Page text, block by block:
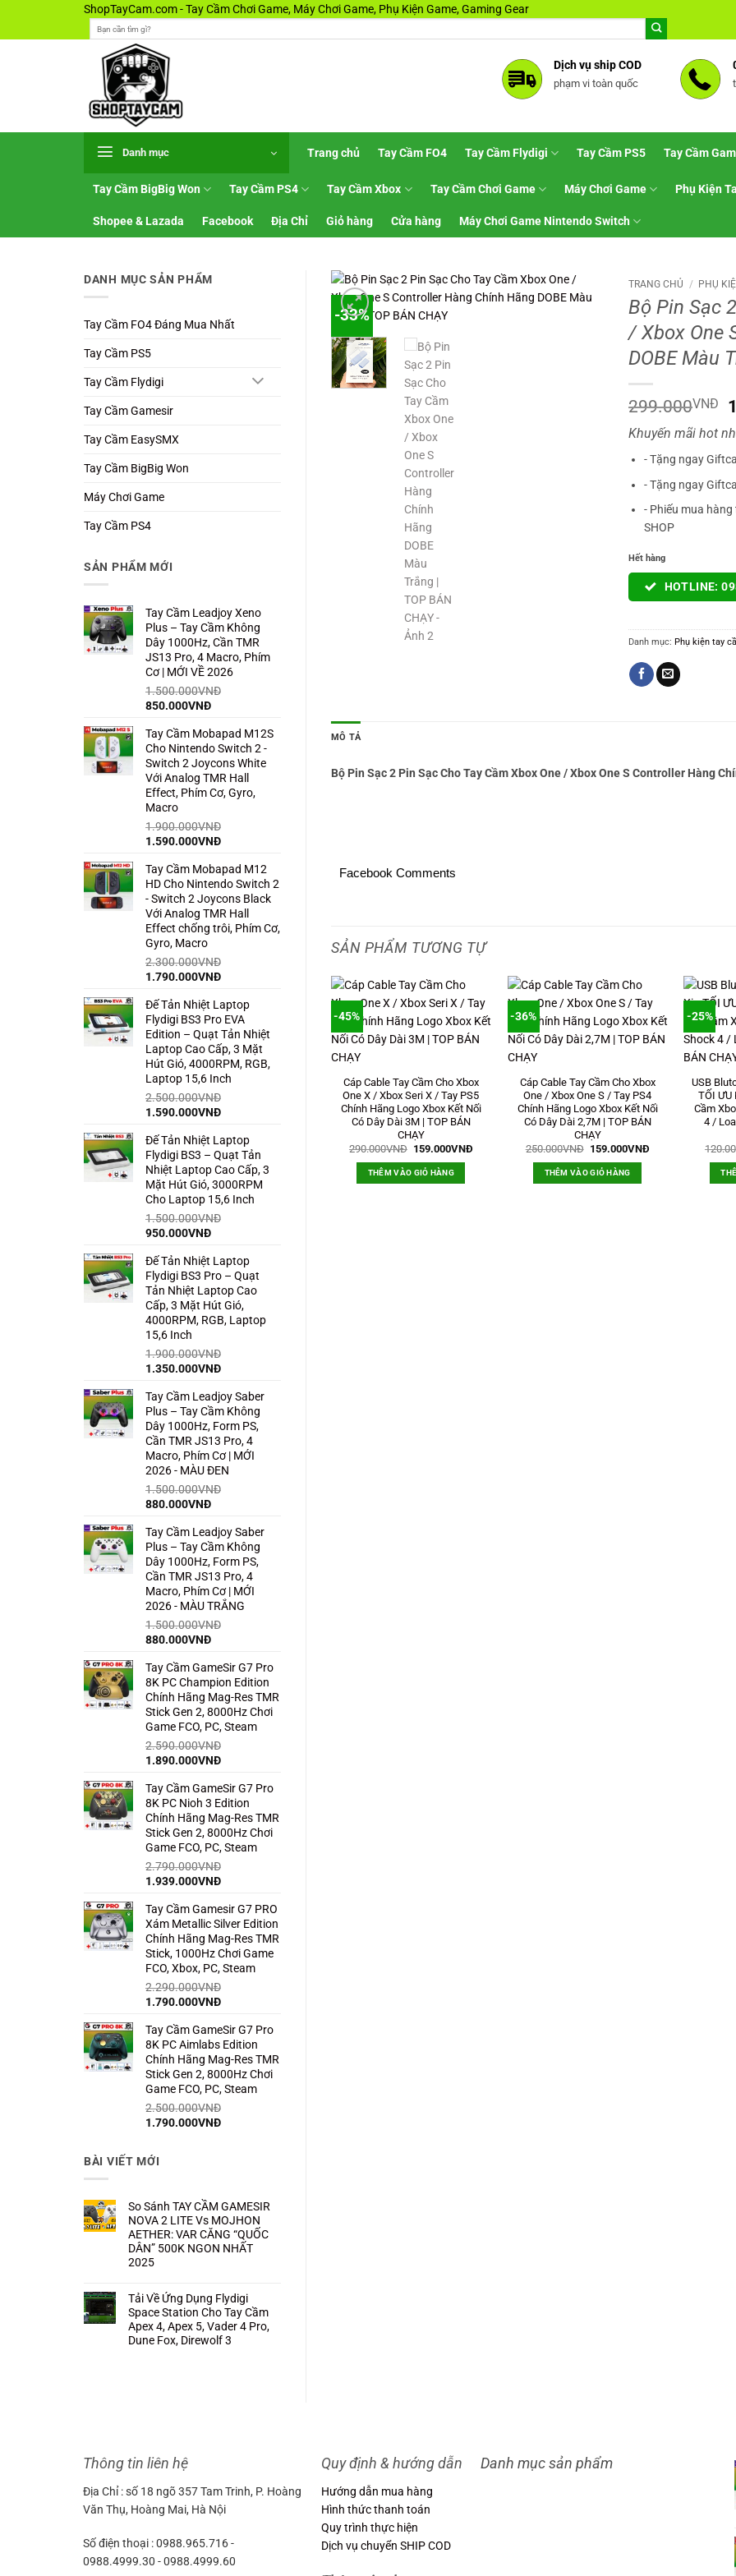
ShopTayCam.com - Tay Cầm Chơi Game, Máy Chơi Game, Phụ Kiện Game, Gaming Gear
kiếm:
Dịch vụ ship COD
phạm vi toàn quốc
Danh mục Trang chủ Tay Cầm FO4 Tay Cầm Flydigi Tay Cầm PS5 Tay Cầm
Tay Cầm BigBig Won Tay Cầm PS4 Tay Cầm Xbox Tay Cầm Chơi Game Máy Chơi Game Phụ Kiện
Shopee & Lazada Facebook Địa Chỉ Giỏ hàng Cửa hàng Máy Chơi Game Nintendo Switch
DANH MỤC SẢN PHẨM
Tay Cầm FO4 Đáng Mua Nhất
Tay Cầm PS5
Tay Cầm Flydigi
Tay Cầm Gamesir
Tay Cầm EasySMX
Tay Cầm BigBig Won
Máy Chơi Game
Tay Cầm PS4
SẢN PHẨM MỚI
Tay Cầm Leadjoy Xeno
Plus – Tay Cầm Không
Dây 1000Hz, Cần TMR
JS13 Pro, 4 Macro, Phím
Cơ | MỚI VỀ 2026
1.500.000VNĐ
Giá
là:
1.500.000VNĐ.
850.000VNĐGiá
tại
là:
850.000VNĐ.
Tay Cầm Mobapad M12S
Cho Nintendo Switch 2 -
Switch 2 Joycons White
Với Analog TMR Hall
Effect, Phím Cơ, Gyro,
Macro
1.900.000VNĐ
Giá
là:
1.900.000VNĐ.
1.590.000VNĐGiá
tại
là:
1.590.000VNĐ.
Tay Cầm Mobapad M12
HD Cho Nintendo Switch 2
- Switch 2 Joycons Black
Với Analog TMR Hall
Effect chống trôi, Phím Cơ,
Gyro, Macro
2.300.000VNĐ
Giá
là:
2.300.000VNĐ.
1.790.000VNĐGiá
tại
là:
1.790.000VNĐ.
Đế Tản Nhiệt Laptop
Flydigi BS3 Pro EVA
Edition – Quạt Tản Nhiệt
Laptop Cao Cấp, 3 Mặt
Hút Gió, 4000RPM, RGB,
Laptop 15,6 Inch
2.500.000VNĐ
Giá
là:
2.500.000VNĐ.
1.590.000VNĐGiá
tại
là:
1.590.000VNĐ.
Đế Tản Nhiệt Laptop
Flydigi BS3 – Quạt Tản
Nhiệt Laptop Cao Cấp, 3
Mặt Hút Gió, 3000RPM
Cho Laptop 15,6 Inch
1.500.000VNĐ
Giá
là:
1.500.000VNĐ.
950.000VNĐGiá
tại
là:
950.000VNĐ.
Đế Tản Nhiệt Laptop
Flydigi BS3 Pro – Quạt
Tản Nhiệt Laptop Cao
Cấp, 3 Mặt Hút Gió,
4000RPM, RGB, Laptop
15,6 Inch
1.900.000VNĐ
Giá
là:
1.900.000VNĐ.
1.350.000VNĐGiá
tại
là:
1.350.000VNĐ.
Tay Cầm Leadjoy Saber
Plus – Tay Cầm Không
Dây 1000Hz, Form PS,
Cần TMR JS13 Pro, 4
Macro, Phím Cơ | MỚI
2026 - MÀU ĐEN
1.500.000VNĐ
Giá
là:
1.500.000VNĐ.
880.000VNĐGiá
tại
là:
880.000VNĐ.
Tay Cầm Leadjoy Saber
Plus – Tay Cầm Không
Dây 1000Hz, Form PS,
Cần TMR JS13 Pro, 4
Macro, Phím Cơ | MỚI
2026 - MÀU TRẮNG
1.500.000VNĐ
Giá
là:
1.500.000VNĐ.
880.000VNĐGiá
tại
là:
880.000VNĐ.
Tay Cầm GameSir G7 Pro
8K PC Champion Edition
Chính Hãng Mag-Res TMR
Stick Gen 2, 8000Hz Chơi
Game FCO, PC, Steam
2.590.000VNĐ
Giá
là:
2.590.000VNĐ.
1.890.000VNĐGiá
tại
là:
1.890.000VNĐ.
Tay Cầm GameSir G7 Pro
8K PC Nioh 3 Edition
Chính Hãng Mag-Res TMR
Stick Gen 2, 8000Hz Chơi
Game FCO, PC, Steam
2.790.000VNĐ
Giá
là:
2.790.000VNĐ.
1.939.000VNĐGiá
tại
là:
1.939.000VNĐ.
Tay Cầm Gamesir G7 PRO
Xám Metallic Silver Edition
Chính Hãng Mag-Res TMR
Stick, 1000Hz Chơi Game
FCO, Xbox, PC, Steam
2.290.000VNĐ
Giá
là:
2.290.000VNĐ.
1.790.000VNĐGiá
tại
là:
1.790.000VNĐ.
Tay Cầm GameSir G7 Pro
8K PC Aimlabs Edition
Chính Hãng Mag-Res TMR
Stick Gen 2, 8000Hz Chơi
Game FCO, PC, Steam
2.500.000VNĐ
Giá
2.500.000VNĐ.
1.790.000VNĐGiá
BÀI VIẾT MỚI
So Sánh TAY CẦM GAMESIR
NOVA 2 LITE Vs MOJHON
AETHER: VAR CĂNG “QUỐC
DÂN” 500K NGON NHẤT
2025
bình
luận
ở
So
Sánh
TAY
500K
NGON
2025
Tải Về Ứng Dụng Flydigi
Space Station Cho Tay Cầm
Apex 4, Apex 5, Vader 4 Pro,
Dune Fox, Direwolf 3
Cho
Apex
Apex
5,
Pro,
Fox,
-33%
TRANG CHỦ / PHỤ
Bộ Pin Sạc
/ Xbox One
DOBE Màu
299.000VNĐ
Khuyến mãi hot
- Tặng ngay
- Tặng ngay
- Phiếu mua
SHOP
Hết hàng
HOTLINE:
Danh mục:Phụ kiện tay
MÔ TẢ
Bộ Pin Sạc 2 Pin Sạc Cho Tay Cầm Xbox One / Xbox One S Controller Hàng
Facebook Comments
SẢN PHẨM TƯƠNG TỰ
-45%
Cáp Cable Tay Cầm Cho Xbox
One X / Xbox Seri X / Tay PS5
Chính Hãng Logo Xbox Kết Nối
Có Dây Dài 3M | TOP BÁN
CHẠY
290.000VNĐ Giá
là:
290.000VNĐ.
159.000VNĐGiá
THÊM VÀO GIỎ HÀNG
-36%
Cáp Cable Tay Cầm Cho Xbox
One / Xbox One S / Tay PS4
Chính Hãng Logo Xbox Kết Nối
Có Dây Dài 2,7M | TOP BÁN
CHẠY
250.000VNĐ Giá
là:
250.000VNĐ.
159.000VNĐGiá
THÊM VÀO GIỎ HÀNG
-25%
USB
TỐI ƯU
Cầm
4 /
Túi Bảo Vệ Chống Sốc Ôm
– Nhỏ Gọn Cho Tay Cầm
/ Sony Dualshock 4 | BÁN
-46%
Bộ Pin Và Cáp Sạc Cho Tay
Cầm Xbox One X / Seri X
Controller FULLBOX Hàng
Chính Hãng Microsoft
649.000 VNĐ Giá
349.000
THÊM VÀO GIỎ HÀNG
Thông tin liên hệ
Địa Chỉ : số 18 ngõ 357 Tam Trinh, P. Hoàng
Văn Thụ, Hoàng Mai, Hà Nội
Số điện thoại : 0988.965.716 -
0988.4999.30 - 0988.4999.60
Quy định & hướng dẫn
Hướng dẫn mua hàng
Hình thức thanh toán
Quy trình thực hiện
Dịch vụ chuyển SHIP COD
Danh mục sản phẩm